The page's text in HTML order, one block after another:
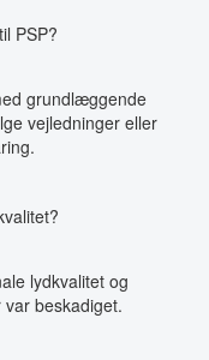
PSP?
grundlæggende
vejledninger eller
lydkvalitet og
beskadiget.